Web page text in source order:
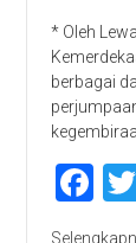
* Oleh
berbagai